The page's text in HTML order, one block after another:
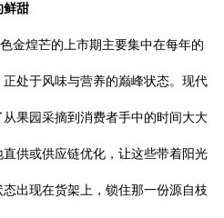
鲜甜
金煌芒的上市期主要集中在每年的
处于风味与营养的巅峰状态。现代
果园采摘到消费者手中的时间大大
供或供应链优化，让这些带着阳光
出现在货架上，锁住那一份源自枝